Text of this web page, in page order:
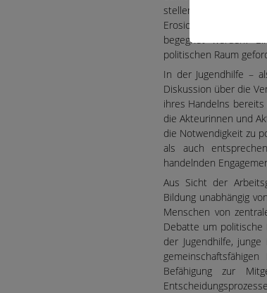
stellen unsere
Erosion des
begegnet werden?
politischen Raum
In der Jugendhilfe –
Diskussion über die
ihres Handelns
die Akteurinnen und
die Notwendigkeit zu
als auch
handelnden
Aus Sicht der
Bildung unabhängig
Menschen von
Debatte um politische
der Jugendhilfe,
Befähigung zur